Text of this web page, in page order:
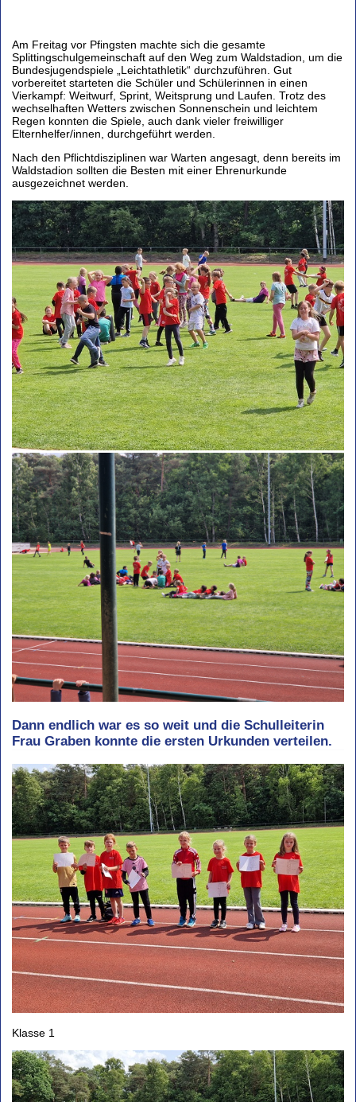
Am Freitag vor Pfingsten machte sich die gesamte
Splittingschulgemeinschaft auf den Weg zum Waldstadion, um die
Bundesjugendspiele „Leichtathletik“ durchzuführen. Gut
vorbereitet starteten die Schüler und Schülerinnen in einen
Vierkampf: Weitwurf, Sprint, Weitsprung und Laufen. Trotz des
wechselhaften Wetters zwischen Sonnenschein und leichtem
Regen konnten die Spiele, auch dank vieler freiwilliger
Elternhelfer/innen, durchgeführt werden.
Nach den Pflichtdisziplinen war Warten angesagt, denn bereits im
Waldstadion sollten die Besten mit einer Ehrenurkunde
ausgezeichnet werden.
Dann endlich war es so weit und die Schulleiterin
Frau Graben konnte die ersten Urkunden verteilen.
Klasse 1